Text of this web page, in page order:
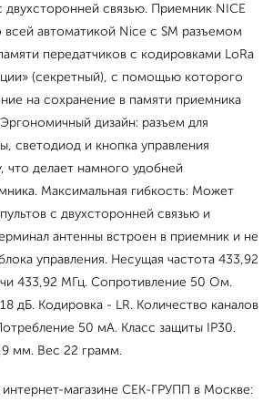
связью. Приемник NICE
автоматикой Nice с SM разъемом
передатчиков с кодировками LoRa
(секретный), с помощью которого
на сохранение в памяти приемника
дизайн: разъем для
светодиод и кнопка управления
что делает намного удобней
Максимальная гибкость: Может
с двухсторонней связью и
антенны встроен в приемник и не
управления. Несущая частота 433,92
433,92 МГц. Cопротивление 50 Ом.
дБ. Кодировка - LR. Количество каналов
50 мА. Класс защиты IP30.
мм. Вес 22 грамм.
интернет-магазине СЕК-ГРУПП в Москве: